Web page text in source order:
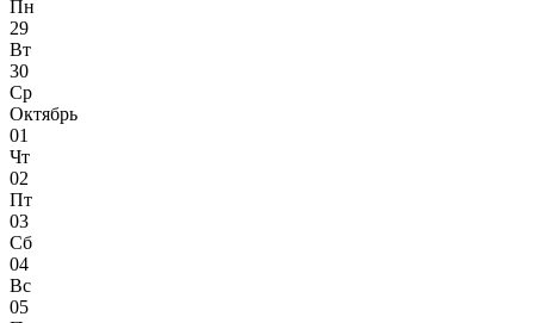
Пн
29
Вт
30
Ср
Октябрь
01
Чт
02
Пт
03
Сб
04
Вс
05